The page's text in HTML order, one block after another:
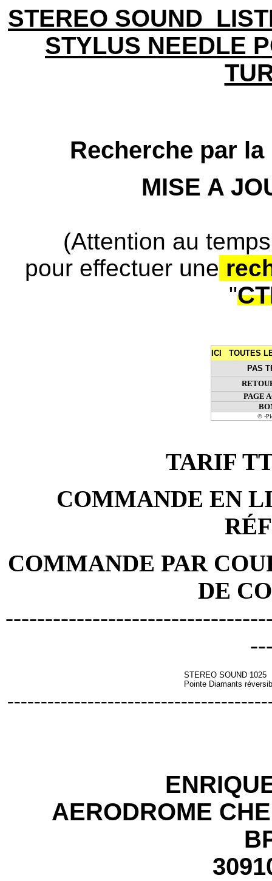
STEREO SOUND
STYLUS NEEDLE
Recherche par
MISE A
(Attention au
pour effectuer une
"
ICI TOUTES
PAS
PAGE
© -
TARIF
COMMANDE EN
COMMANDE PAR
DE
STEREO SOUND 1025
Pointe Diamants
AERODROME